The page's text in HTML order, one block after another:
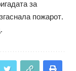
за
пожарот.